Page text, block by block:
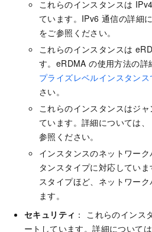
これらのインスタンスは
ています。IPv6 通信の詳細
をご参照ください。
これらのインスタンスは
す。eRDMA の使用方法の詳
プライズレベルインスタン
さい。
これらのインスタンスはジ
ています。詳細については、
参照ください。
インスタンスのネットワー
タンスタイプに対応してい
スタイプほど、ネットワー
ます。
セキュリティ ： これらのインス
ートしています。詳細について